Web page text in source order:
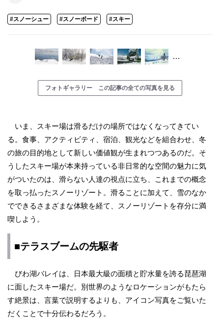
#スノーシュー #スノーボード #スキー
…
フォトギャラリー この記事の全ての写真を見る
いま、スキー場は滑るだけの場所ではなくなってきてい
る。食事、アクティビティ、宿泊、観光などを組合わせ、冬
の旅の目的地として新しい価値観が生まれつつあるのだ。そ
うしたスキー場が本来持っている非日常的な空間の魅力に気
がついたのは、滑らない人達の視点に立ち、これまでの概念
を取っ払ったスノーリゾート。滑ることに加えて、雪のなか
でできるさまざまな体験を経て、スノーリゾートを存分に満
喫しよう。
■テラスブームの先駆者
びわ湖バレイは、日本最大級の面積と貯水量を誇る琵琶湖
に面したスキー場だ。別世界のようなロケーションがもたら
す絶景は、言葉で説明するよりも、アイコン写真をご覧いた
だくことで十分伝わるだろう。